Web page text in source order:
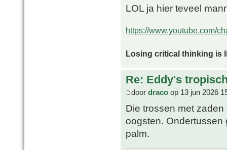
LOL ja hier teveel
https://www.youtube.com/
Losing critical thinking is
Re: Eddy's
door draco op 13 jun 2026
Die trossen met
oogsten. Ondertussen
palm.